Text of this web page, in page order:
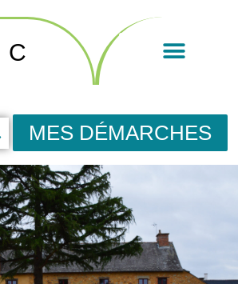
MES DÉMARCHES